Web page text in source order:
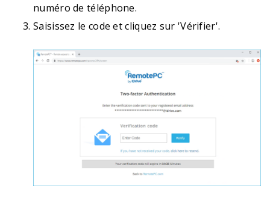
numéro de téléphone.
Saisissez le code et cliquez sur 'Vérifier'.